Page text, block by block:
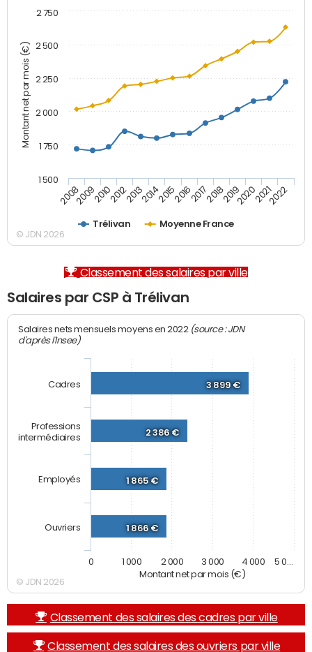
Montant net par mois (€)
Trélivan Moyenne France
20082009201020122013201420152016201720182019202020212022
1 500
1 750
2 000
2 250
2 500
2 750
© JDN 2026
Classement des salaires par ville
Salaires par CSP à Trélivan
Montant net par mois (€)
Salaires nets mensuels moyens en 2022 (source : JDN
d'après l'Insee)
3 899 €
2 386 €
1 865 €
1 866 €
Cadres
Professions
intermédiaires
Employés
Ouvriers
0 1 000 2 000 3 000 4 000 5 0…
© JDN 2026
Classement des salaires des cadres par ville
Classement des salaires des ouvriers par ville